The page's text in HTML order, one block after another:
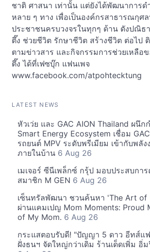
ชาติ ศาสนา เท่านั้น แต่ยังได้พัฒนาการด
หลาย ๆ ทาง เพื่อเป็นองค์กรสาธารณกุศ
ประชาชนครบวงจรในทุกๆ ด้าน ดังปณิธ
ตึ๊ง ช่วยชีวิต รักษาชีวิต สร้างชีวิต ต่อไป
ตามข่าวสาร และกิจกรรมการช่วยเหลือ
ตึ๊ง ได้ที่เฟซบุ๊ก แฟนเพจ
www.facebook.com/atpohtecktung
LATEST NEWS
หัวเว่ย และ GAC AION Thailand ผนึก
Smart Energy Ecosystem เชื่อม
รถยนต์ MPV ระดับพรีเมียม เข้ากับพลั
ภายในบ้าน 6 Aug 26
เมเจอร์ ซีนีเพล็กซ์ กรุ้ป มอบประสบกา
สมาชิก M GEN 6 Aug 26
เซ็นทรัลพัฒนา ชวนค้นหา 'The Art of
ผ่านแคมเปญ Mom Moments: Proud
of My Mom. 6 Aug 26
กระแสตอบรับดี! "ปัญญา 5 ดาว อีทส์แ
ฝั่งธนฯ จัดใหญ่กว่าเดิม ร้านเด็ดเพิ่ม อิ่